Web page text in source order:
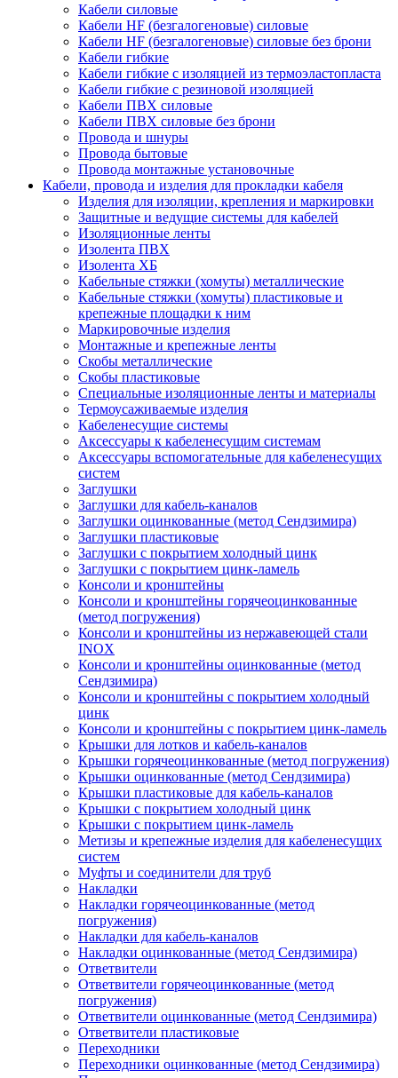
Кабели силовые
Кабели HF (безгалогеновые) силовые
Кабели HF (безгалогеновые) силовые без брони
Кабели гибкие
Кабели гибкие с изоляцией из термоэластопласта
Кабели гибкие с резиновой изоляцией
Кабели ПВХ силовые
Кабели ПВХ силовые без брони
Провода и шнуры
Провода бытовые
Провода монтажные установочные
Кабели, провода и изделия для прокладки кабеля
Изделия для изоляции, крепления и маркировки
Защитные и ведущие системы для кабелей
Изоляционные ленты
Изолента ПВХ
Изолента ХБ
Кабельные стяжки (хомуты) металлические
Кабельные стяжки (хомуты) пластиковые и
крепежные площадки к ним
Маркировочные изделия
Монтажные и крепежные ленты
Скобы металлические
Скобы пластиковые
Специальные изоляционные ленты и материалы
Термоусаживаемые изделия
Кабеленесущие системы
Аксессуары к кабеленесущим системам
Аксессуары вспомогательные для кабеленесущих
систем
Заглушки
Заглушки для кабель-каналов
Заглушки оцинкованные (метод Сендзимира)
Заглушки пластиковые
Заглушки с покрытием холодный цинк
Заглушки с покрытием цинк-ламель
Консоли и кронштейны
Консоли и кронштейны горячеоцинкованные
(метод погружения)
Консоли и кронштейны из нержавеющей стали
INOX
Консоли и кронштейны оцинкованные (метод
Сендзимира)
Консоли и кронштейны с покрытием холодный
цинк
Консоли и кронштейны с покрытием цинк-ламель
Крышки для лотков и кабель-каналов
Крышки горячеоцинкованные (метод погружения)
Крышки оцинкованные (метод Сендзимира)
Крышки пластиковые для кабель-каналов
Крышки с покрытием холодный цинк
Крышки с покрытием цинк-ламель
Метизы и крепежные изделия для кабеленесущих
систем
Муфты и соединители для труб
Накладки
Накладки горячеоцинкованные (метод
погружения)
Накладки для кабель-каналов
Накладки оцинкованные (метод Сендзимира)
Ответвители
Ответвители горячеоцинкованные (метод
погружения)
Ответвители оцинкованные (метод Сендзимира)
Ответвители пластиковые
Переходники
Переходники оцинкованные (метод Сендзимира)